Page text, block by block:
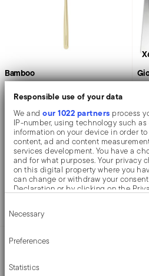
Responsible use of your data
We andour 1022 partners process
IP-number, using technology such
information on your device in order
content, ad and content
services development. You have a
and for what purposes. Your privacy
on this digital property where you
can change or withdraw your
Declaration or by clicking on the
Collect information about
Identify your device by
characteristics (fingerprinting)
Find out more about how your
your preferences in the
Selection
Necessary
Preferences
Statistics
Bamboo
Fischgabel
EDELSTAHL ROSTFREI
MIRROR PVD CHAMPAGNE +5 FARBEN
18,8 CM
33,50 €